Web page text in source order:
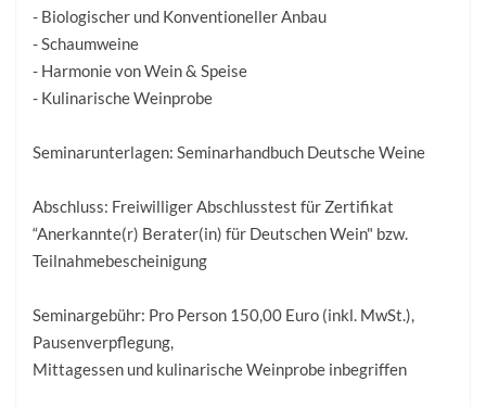
- Biologischer und Konventioneller Anbau
- Schaumweine
- Harmonie von Wein & Speise
- Kulinarische Weinprobe
Seminarunterlagen: Seminarhandbuch Deutsche Weine
Abschluss: Freiwilliger Abschlusstest für Zertifikat
“Anerkannte(r) Berater(in) für Deutschen Wein" bzw.
Teilnahmebescheinigung
Seminargebühr: Pro Person 150,00 Euro (inkl. MwSt.),
Pausenverpflegung,
Mittagessen und kulinarische Weinprobe inbegriffen